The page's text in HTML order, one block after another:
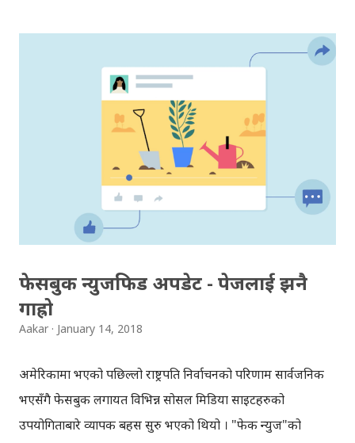
२०१४ मा एउटा एप मार्फत करिब ५ करोड फेसबुक प्रयोगकर्ताहरुको
तथ्यांक चोरी गरेको थियो । क्याम्ब्रिज एनालिटिका र फेसबुककै
विषयमा गार्डियनले पहिले नै २०१५ मा समाचार प्रकाशित गरेको थियो ।
उक्त समाचार पछि फेसबुकले क्याम्ब्रिज एनालिटिकालाई तथ्यांक
मेटाउन भनेको र एनालिटिकाले तथ्यांक मेटाएको जानकारी
फेसबुकलाई गराएको थियो । तर दुबै कम्पनीले यो कुरालाई गुपचुप
राखेका थिए, अझ उल्टै फेसबुकले जथाभावी समाचार लेखेको भन्दै
गार्डियनलाई मुद्दा हाल्ने धम्कि दिएको थियो भने क्याम्ब्रिज
एनालिटिकाले तथ्यांक सुरक्षित नै राखेको थियो । त्यही चोरी गरिएको
फेसबुक न्युजफिड अपडेट - पेजलाई झनै
गाह्रो
Aakar January 14, 2018
अमेरिकामा भएको पछिल्लो राष्ट्रपति निर्वाचनको परिणाम सार्वजनिक
भएसँगै फेसबुक लगायत विभिन्न सोसल मिडिया साइटहरुको
उपयोगिताबारे व्यापक बहस सुरु भएको थियो । "फेक न्युज"को